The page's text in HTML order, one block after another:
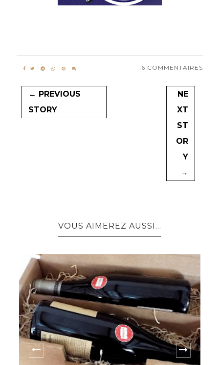
16 COMMENTAIRES
← PREVIOUS
STORY
NE
XT
ST
OR
Y
→
VOUS AIMEREZ AUSSI...